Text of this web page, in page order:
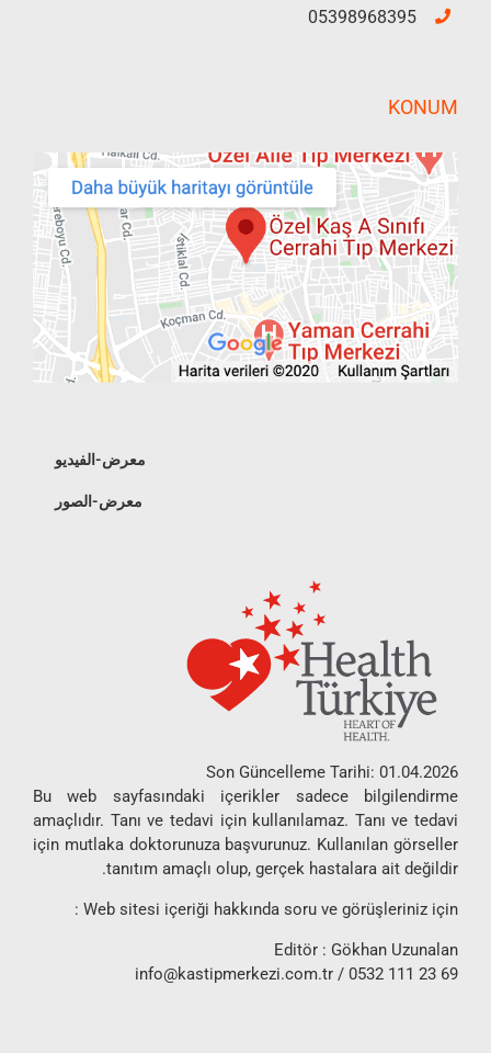
05398968395
KONUM
معرض-الفيديو
معرض-الصور
Son Güncelleme Tarihi: 01.04.2026
Bu web sayfasındaki içerikler sadece bilgilendirme
amaçlıdır. Tanı ve tedavi için kullanılamaz. Tanı ve tedavi
için mutlaka doktorunuza başvurunuz. Kullanılan görseller
tanıtım amaçlı olup, gerçek hastalara ait değildir.
Web sitesi içeriği hakkında soru ve görüşleriniz için :
Editör : Gökhan Uzunalan
info@kastipmerkezi.com.tr / 0532 111 23 69